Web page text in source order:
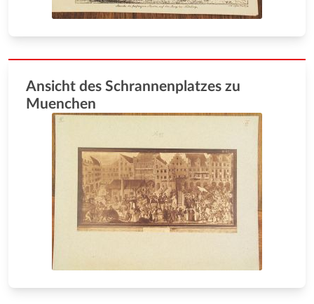
Ansicht des Schrannenplatzes zu
Muenchen